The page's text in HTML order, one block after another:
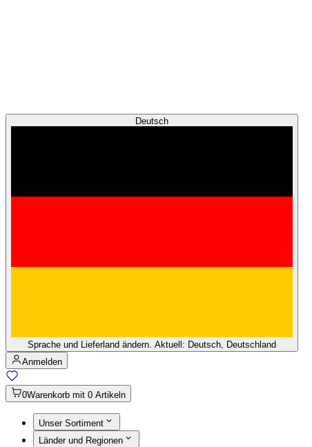
Deutsch
Sprache und Lieferland ändern. Aktuell: Deutsch, Deutschland
Anmelden
0Warenkorb mit 0 Artikeln
Unser Sortiment
Länder und Regionen